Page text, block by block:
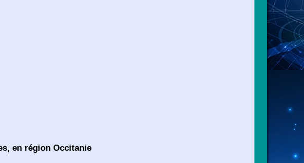
en région Occitanie